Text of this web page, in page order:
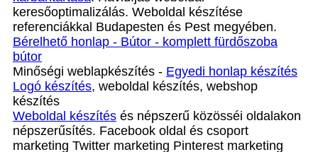
keresőoptimalizálás. Weboldal készítése
referenciákkal Budapesten és Pest megyében.
Bérelhető honlap - Bútor - komplett fürdőszoba
bútor
Minőségi weblapkészítés - Egyedi honlap készítés
Logó készítés, weboldal készítés, webshop
készítés
Weboldal készítés és népszerű közösséi oldalakon
népszerűsítés. Facebook oldal és csoport
marketing Twitter marketing Pinterest marketing